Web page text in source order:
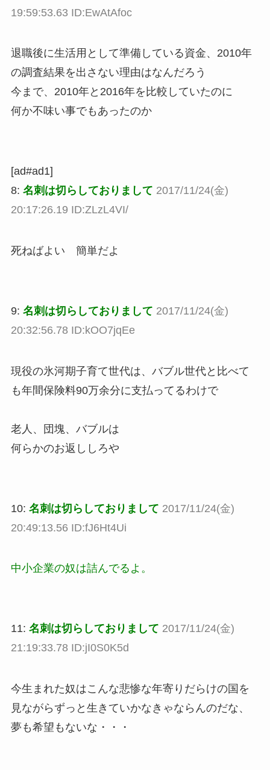
19:59:53.63 ID:EwAtAfoc
退職後に生活用として準備している資金、2010年
の調査結果を出さない理由はなんだろう
今まで、2010年と2016年を比較していたのに
何か不味い事でもあったのか
[ad#ad1]
8: 名刺は切らしておりまして 2017/11/24(金)
20:17:26.19 ID:ZLzL4VI/
死ねばよい 簡単だよ
9: 名刺は切らしておりまして 2017/11/24(金)
20:32:56.78 ID:kOO7jqEe
現役の氷河期子育て世代は、バブル世代と比べて
も年間保険料90万余分に支払ってるわけで
老人、団塊、バブルは
何らかのお返ししろや
10: 名刺は切らしておりまして 2017/11/24(金)
20:49:13.56 ID:fJ6Ht4Ui
中小企業の奴は詰んでるよ。
11: 名刺は切らしておりまして 2017/11/24(金)
21:19:33.78 ID:jI0S0K5d
今生まれた奴はこんな悲惨な年寄りだらけの国を
見ながらずっと生きていかなきゃならんのだな、
夢も希望もないな・・・